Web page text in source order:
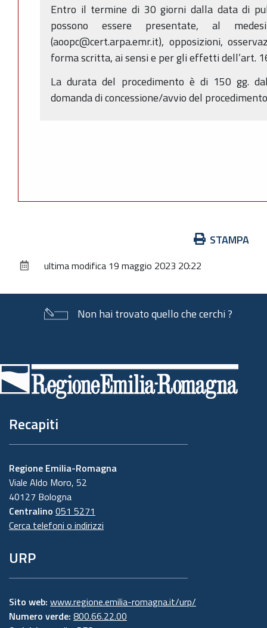
Entro il termine di 30 giorni dalla data di
possono essere presentate, al
(aoopc@cert.arpa.emr.it), opposizioni,
forma scritta, ai sensi e per gli effetti dell’art.
La durata del procedimento è di 150 gg.
domanda di concessione/avvio del
documento
STAMPA
ultima modifica 19 maggio 2023 20:22
Non hai trovato quello che cerchi ?
di
pagina
Recapiti
Regione Emilia-Romagna
Viale Aldo Moro, 52
40127 Bologna
Centralino 051 5271
Cerca telefoni o indirizzi
URP
Sito web: www.regione.emilia-romagna.it/urp/
Numero verde: 800.66.22.00